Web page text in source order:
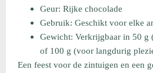
Geur: Rijke chocolade
Gebruik: Geschikt voor elke
Gewicht: Verkrijgbaar in 50 g
of 100 g (voor langdurig
Een feest voor de zintuigen en een